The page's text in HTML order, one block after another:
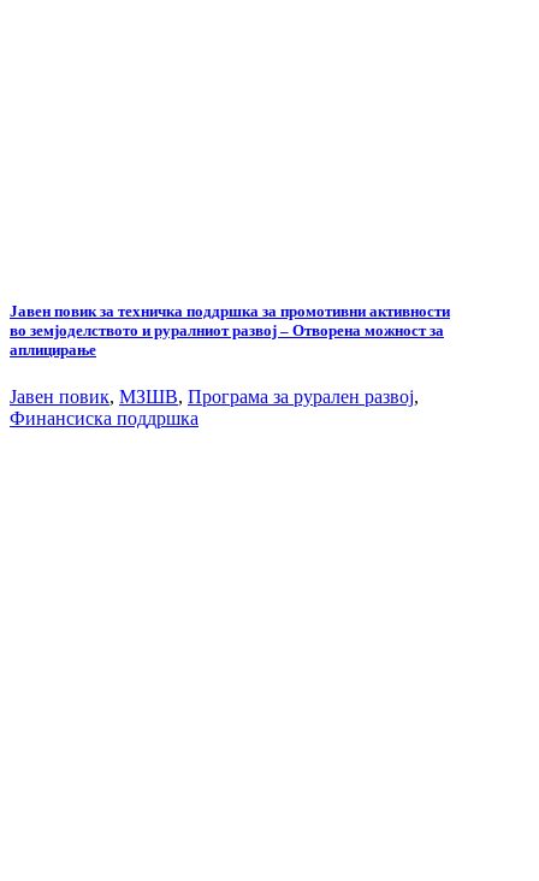
Јавен повик за техничка поддршка за промотивни активности
во земјоделството и руралниот развој – Отворена можност за
аплицирање
Јавен повик, МЗШВ, Програма за рурален развој,
Финансиска поддршка